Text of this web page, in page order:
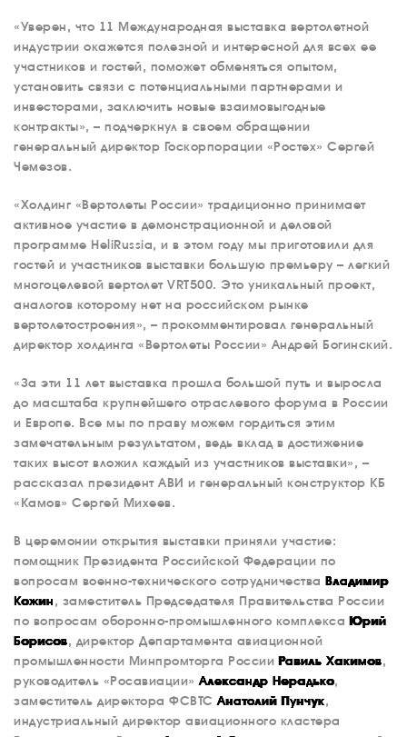
«Уверен, что 11 Международная выставка вертолетной
индустрии окажется полезной и интересной для всех ее
участников и гостей, поможет обменяться опытом,
установить связи с потенциальными партнерами и
инвесторами, заключить новые взаимовыгодные
контракты», – подчеркнул в своем обращении
генеральный директор Госкорпорации «Ростех» Сергей
Чемезов.
«Холдинг «Вертолеты России» традиционно принимает
активное участие в демонстрационной и деловой
программе HeliRussia, и в этом году мы приготовили для
гостей и участников выставки большую премьеру – легкий
многоцелевой вертолет VRT500. Это уникальный проект,
аналогов которому нет на российском рынке
вертолетостроения», – прокомментировал генеральный
директор холдинга «Вертолеты России» Андрей Богинский.
«За эти 11 лет выставка прошла большой путь и выросла
до масштаба крупнейшего отраслевого форума в России
и Европе. Все мы по праву можем гордиться этим
замечательным результатом, ведь вклад в достижение
таких высот вложил каждый из участников выставки», –
рассказал президент АВИ и генеральный конструктор КБ
«Камов» Сергей Михеев.
В церемонии открытия выставки приняли участие:
помощник Президента Российской Федерации по
вопросам военно-технического сотрудничества Владимир
Кожин, заместитель Председателя Правительства России
по вопросам оборонно-промышленного комплексаЮрий
Борисов, директор Департамента авиационной
промышленности Минпромторга РоссииРавиль Хакимов,
руководитель «Росавиации» Александр Нерадько,
заместитель директора ФСВТС Анатолий Пунчук,
индустриальный директор авиационного кластера